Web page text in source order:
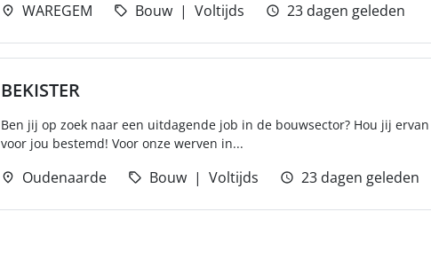
WAREGEM Bouw Voltijds 23 dagen geleden
BEKISTER
Ben jij op zoek naar een uitdagende job in de bouwsector? Hou jij
voor jou bestemd! Voor onze werven in...
Oudenaarde Bouw Voltijds 23 dagen geleden